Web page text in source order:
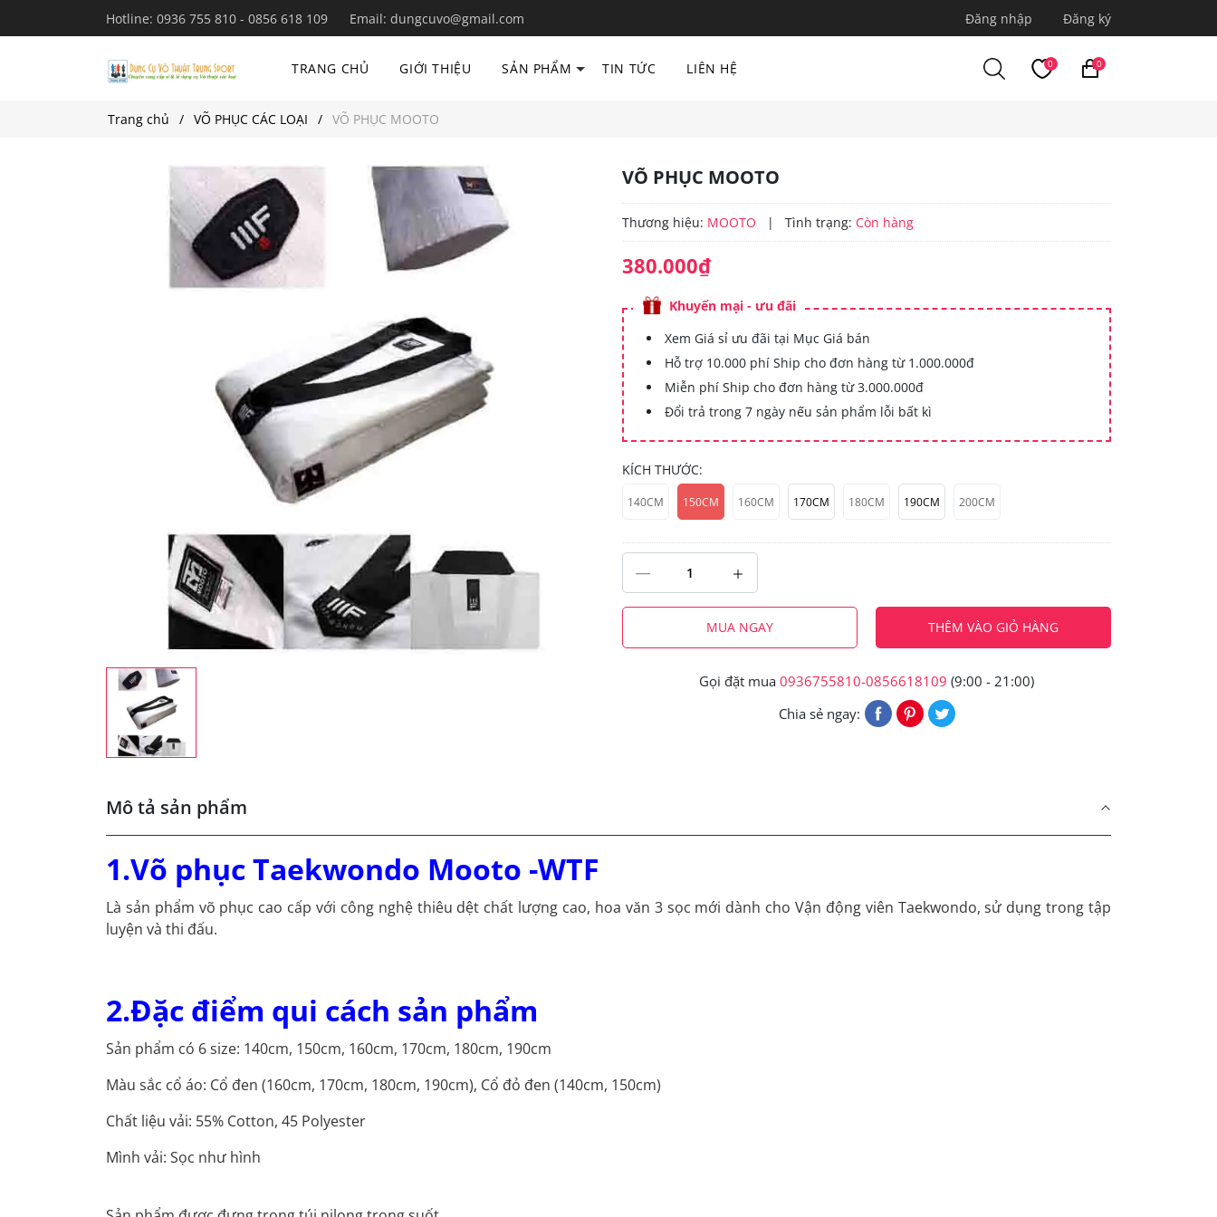
Hotline: 0936 755 810 - 0856 618 109 Email: dungcuvo@gmail.com Đăng nhập Đăng ký
TRANG CHỦ GIỚI THIỆU SẢN PHẨM TIN TỨC LIÊN HỆ 0 0
Trang chủ VÕ PHỤC CÁC LOẠI VÕ PHỤC MOOTO
VÕ PHỤC MOOTO
Thương hiệu: MOOTO | Tình trạng: Còn hàng
380.000₫
Khuyến mại - ưu đãi
Xem Giá sỉ ưu đãi tại Mục Giá bán
Hỗ trợ 10.000 phí Ship cho đơn hàng từ 1.000.000đ
Miễn phí Ship cho đơn hàng từ 3.000.000đ
Đổi trả trong 7 ngày nếu sản phẩm lỗi bất kì
KÍCH THƯỚC:
140CM 150CM 160CM 170CM 180CM 190CM 200CM
MUA NGAY THÊM VÀO GIỎ HÀNG
Gọi đặt mua 0936755810-0856618109 (9:00 - 21:00)
Chia sẻ ngay:
Mô tả sản phẩm
1.Võ phục Taekwondo Mooto -WTF
Là sản phẩm võ phục cao cấp với công nghệ thiêu dệt chất lượng cao, hoa văn 3 sọc mới dành cho Vận động viên Taekwondo, sử dụng trong tập
luyện và thi đấu.
2.Đặc điểm qui cách sản phẩm
Sản phẩm có 6 size: 140cm, 150cm, 160cm, 170cm, 180cm, 190cm
Màu sắc cổ áo: Cổ đen (160cm, 170cm, 180cm, 190cm), Cổ đỏ đen (140cm, 150cm)
Chất liệu vải: 55% Cotton, 45 Polyester
Mình vải: Sọc như hình